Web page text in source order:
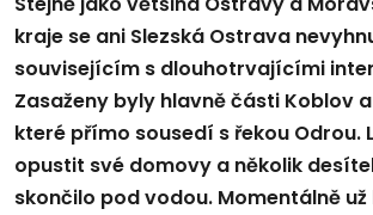
kraje se ani Slezská Ostrava
souvisejícím s dlouhotrvajícími
Zasaženy byly hlavně části Koblov
které přímo sousedí s řekou Odrou.
opustit své domovy a několik
skončilo pod vodou. Momentálně